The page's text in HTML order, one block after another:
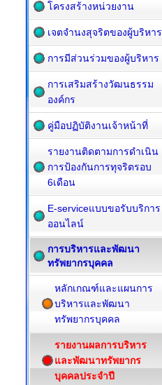
โครงสร้างหน่วยงาน
เจตจำนงสุจริตของผู้บริหาร
การมีส่วนร่วมของผู้บริหาร
การเสริมสร้างวัฒนธรรม
องค์กร
คู่มือปฏิบัติงานเจ้าหน้าที่
รายงานติดตามการดำเนิน
การป้องกันการทุจริตรอบ
6เดือน
E-serviceแบบขอรับบริการ
ออนไลน์
การบริหารและพัฒนา
ทรัพยากรบุคคล
หลักเกณฑ์และแผนการ
บริหารและพัฒนา
ทรัพยากรบุคคล
รายงานผลการบริหาร
และพัฒนาทรัพยากร
บุคคลประจำปี